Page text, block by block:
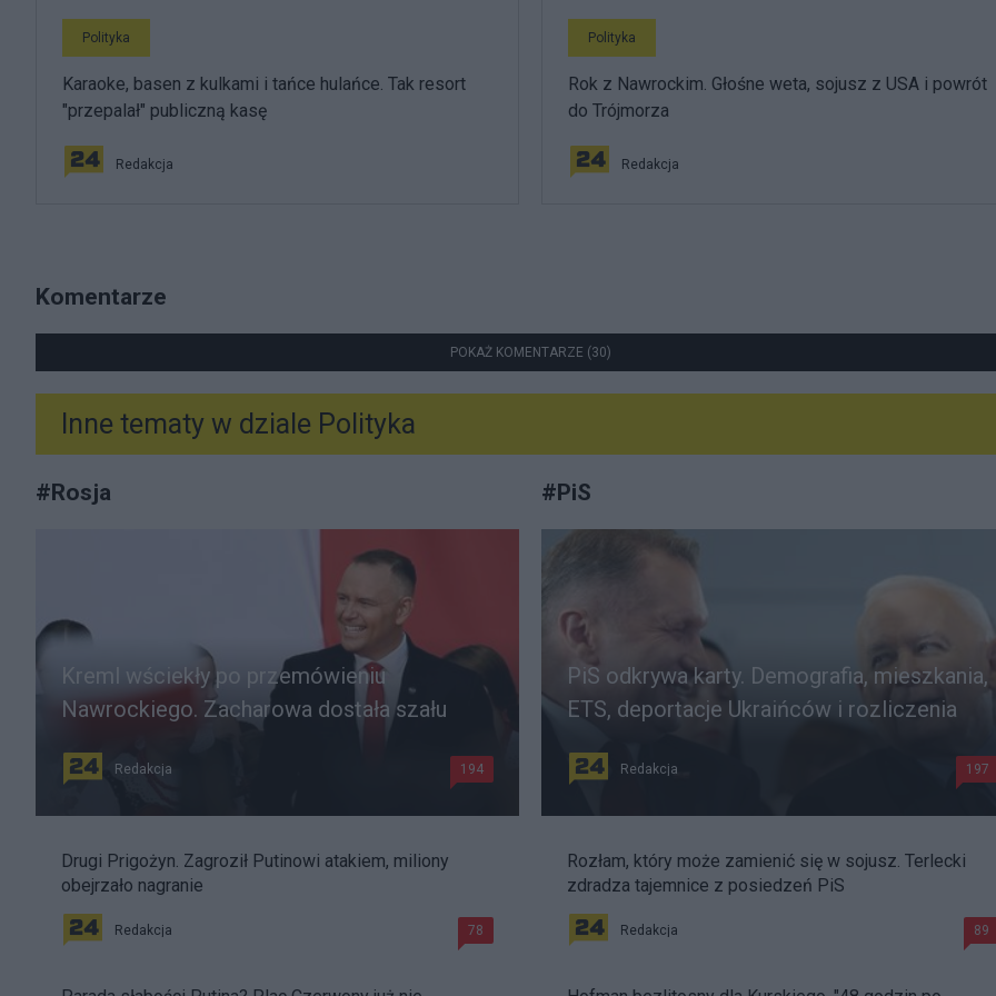
Polityka
Karaoke, basen z kulkami i tańce hulańce. Tak resort
"przepalał" publiczną kasę
Redakcja
Polityka
Rok z Nawrockim. Głośne weta, sojusz z USA i powrót
do Trójmorza
Redakcja
Komentarze
POKAŻ KOMENTARZE (30)
Inne tematy w dziale Polityka
#Rosja
Kreml wściekły po przemówieniu
Nawrockiego. Zacharowa dostała szału
Redakcja 194
Drugi Prigożyn. Zagroził Putinowi atakiem, miliony
obejrzało nagranie
Redakcja 78
#PiS
PiS odkrywa karty. Demografia, mieszkania,
ETS, deportacje Ukraińców i rozliczenia
Redakcja 197
Rozłam, który może zamienić się w sojusz. Terlecki
zdradza tajemnice z posiedzeń PiS
Redakcja 89